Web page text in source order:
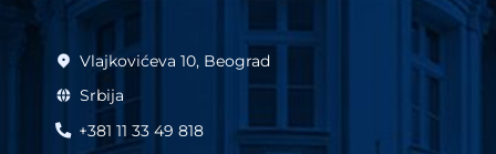
Vlajkovićeva 10, Beograd
Srbija
+381 11 33 49 818